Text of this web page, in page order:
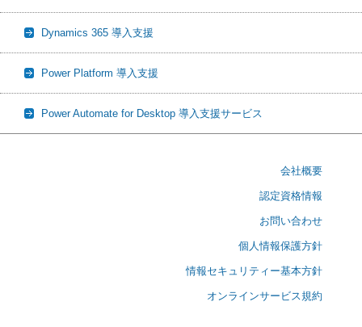
Dynamics 365 導入支援
Power Platform 導入支援
Power Automate for Desktop 導入支援サービス
会社概要
認定資格情報
お問い合わせ
個人情報保護方針
情報セキュリティー基本方針
オンラインサービス規約